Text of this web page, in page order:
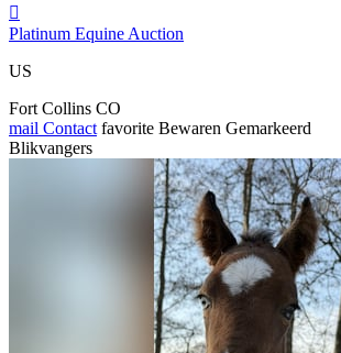

Platinum Equine Auction
US
Fort Collins CO
mail Contact favorite Bewaren Gemarkeerd
Blikvangers